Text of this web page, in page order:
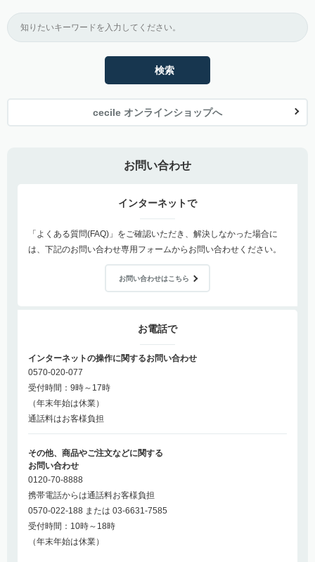
検索
cecile オンラインショップへ
お問い合わせ
インターネットで
「よくある質問(FAQ)」をご確認いただき、解決しなかった場合に
は、下記のお問い合わせ専用フォームからお問い合わせください。
お問い合わせはこちら
お電話で
インターネットの操作に関するお問い合わせ
0570-020-077
受付時間：9時～17時
（年末年始は休業）
通話料はお客様負担
その他、商品やご注文などに関する
お問い合わせ
0120-70-8888
携帯電話からは通話料お客様負担
0570-022-188 または 03-6631-7585
受付時間：10時～18時
（年末年始は休業）